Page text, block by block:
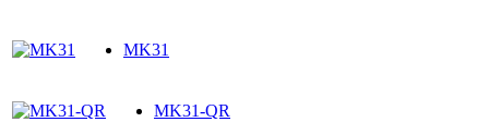
MK31
MK31-QR